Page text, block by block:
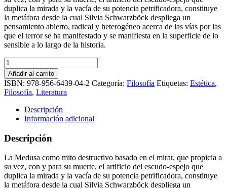
$ 20.000.$ 19.000.
duplica la mirada y la vacía de su potencia petrificadora, constituye
la metáfora desde la cual Silvia Schwarzböck despliega un
pensamiento abierto, radical y heterogéneo acerca de las vías por las
que el terror se ha manifestado y se manifiesta en la superficie de lo
sensible a lo largo de la historia.
Las
medusas.
Estética
y
terror
(2da
edición)
cantidad
Añadir al carrito
ISBN: 978-956-6439-04-2 Categoría: Filosofía Etiquetas: Estética,
Filosofía, Literatura
Descripción
Información adicional
Descripción
La Medusa como mito destructivo basado en el mirar, que propicia a
su vez, con y para su muerte, el artificio del escudo-espejo que
duplica la mirada y la vacía de su potencia petrificadora, constituye
la metáfora desde la cual Silvia Schwarzböck despliega un